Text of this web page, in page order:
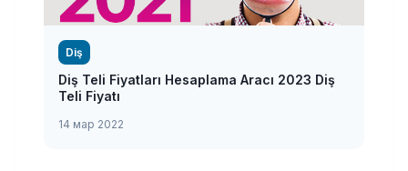
Diş
Diş Teli Fiyatları Hesaplama Aracı 2023 Diş
Teli Fiyatı
14 мар 2022